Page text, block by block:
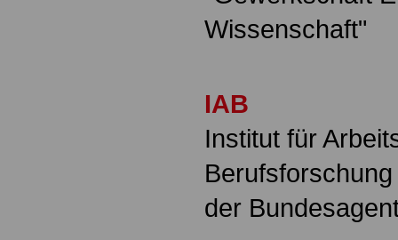
Wissenschaft"
IAB
Institut für
der